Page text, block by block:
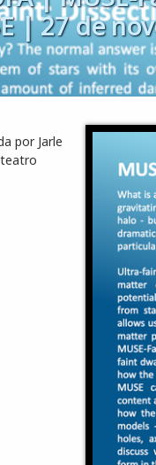
| 27 de
Updated on2024-12-10
by Mario Monteiro
por Jarle